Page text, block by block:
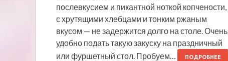
послевкусием и пикантной ноткой копчености,
с хрутящими хлебцами и тонким ржаным
вкусом — не задержится долго на столе. Очень
удобно подать такую закуску на праздничный
или фуршетный стол. Пробуем…
ПОДРОБНЕЕ